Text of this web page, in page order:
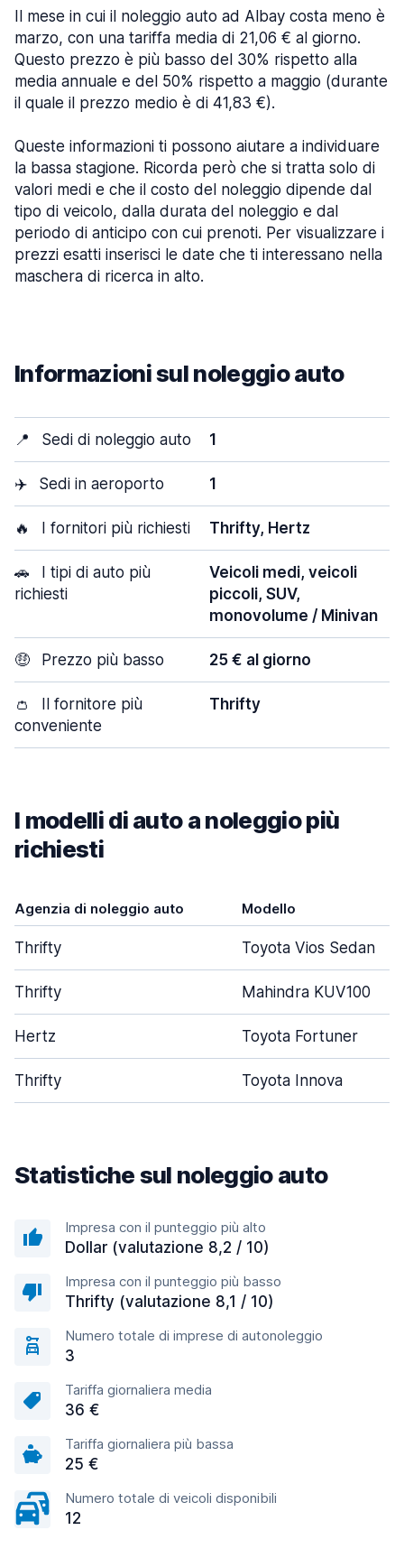
Il mese in cui il noleggio auto ad Albay costa meno è
marzo, con una tariffa media di 21,06 € al giorno.
Questo prezzo è più basso del 30% rispetto alla
media annuale e del 50% rispetto a maggio (durante
il quale il prezzo medio è di 41,83 €).
Queste informazioni ti possono aiutare a individuare
la bassa stagione. Ricorda però che si tratta solo di
valori medi e che il costo del noleggio dipende dal
tipo di veicolo, dalla durata del noleggio e dal
periodo di anticipo con cui prenoti. Per visualizzare i
prezzi esatti inserisci le date che ti interessano nella
maschera di ricerca in alto.
Informazioni sul noleggio auto
📍 Sedi di noleggio auto 1
✈️ Sedi in aeroporto 1
🔥 I fornitori più richiesti Thrifty, Hertz
🚗
I tipi di auto più
richiesti
Veicoli medi, veicoli
piccoli, SUV,
monovolume / Minivan
🤑 Prezzo più basso 25 € al giorno
👛
Il fornitore più
conveniente
Thrifty
I modelli di auto a noleggio più
richiesti
Agenzia di noleggio auto Modello
Thrifty Toyota Vios Sedan
Thrifty Mahindra KUV100
Hertz Toyota Fortuner
Thrifty Toyota Innova
Statistiche sul noleggio auto
Impresa con il punteggio più alto
Dollar (valutazione 8,2 / 10)
Impresa con il punteggio più basso
Thrifty (valutazione 8,1 / 10)
Numero totale di imprese di autonoleggio
3
Tariffa giornaliera media
36 €
Tariffa giornaliera più bassa
25 €
Numero totale di veicoli disponibili
12